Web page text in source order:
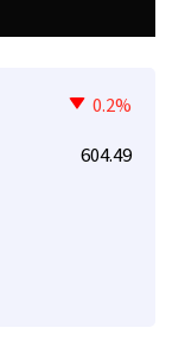
0.2%
604.49